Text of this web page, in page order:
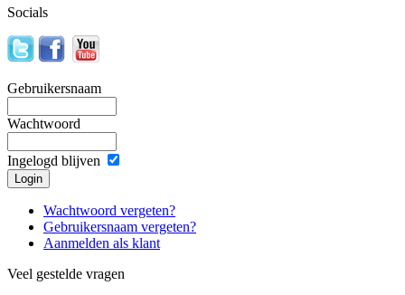
Socials
Gebruikersnaam
Wachtwoord
Ingelogd blijven
Wachtwoord vergeten?
Gebruikersnaam vergeten?
Aanmelden als klant
Veel gestelde vragen